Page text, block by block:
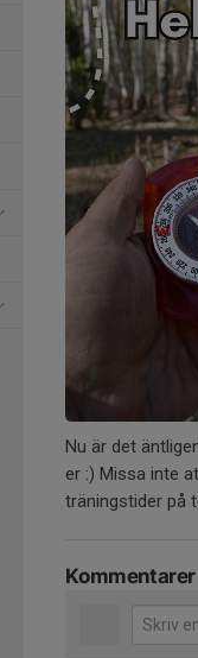
Nu är det
er :) Missa inte
träningstider på
Kommentarer